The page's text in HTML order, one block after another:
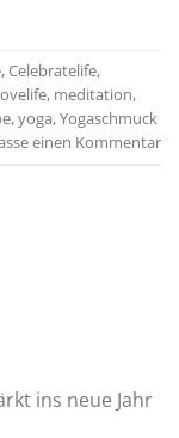
,Celebratelife,
, meditation,
,yoga,Yogaschmuck
einen Kommentar
ins neue Jahr